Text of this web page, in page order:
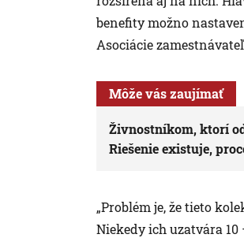
benefity možno
Asociácie
Môže vás zaujímať
Živnostníkom, ktorí
Riešenie existuje,
„Problém je, že tieto
Niekedy ich uzatvára 10